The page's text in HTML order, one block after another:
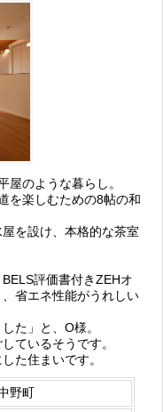
屋のような暮らし。
を楽しむための8帖の和
を設け、本格的な茶室
評価書付きZEHオ
省エネ性能がうれしい
た」と、O様。
ているそうです。
た住まいです。
野町